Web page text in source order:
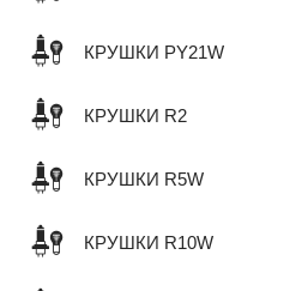
КРУШКИ PY21W
КРУШКИ R2
КРУШКИ R5W
КРУШКИ R10W